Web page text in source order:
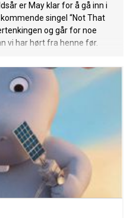
er May klar for å gå inn i
singel “Not That
og går for noe
vi har hørt fra henne før.